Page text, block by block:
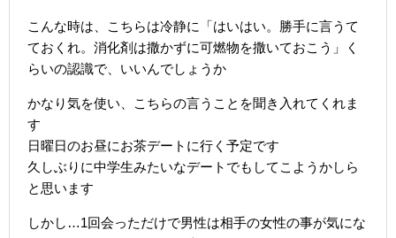
こんな時は、こちらは冷静に「はいはい。勝手に言うて
ておくれ。消化剤は撒かずに可燃物を撒いておこう」く
らいの認識で、いいんでしょうか
かなり気を使い、こちらの言うことを聞き入れてくれま
す
日曜日のお昼にお茶デートに行く予定です
久しぶりに中学生みたいなデートでもしてこようかしら
と思います
しかし…1回会っただけで男性は相手の女性の事が気にな